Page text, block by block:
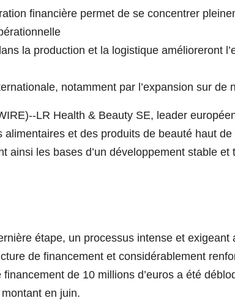
financière permet de se concentrer
la production et la logistique amélioreront
notamment par l’expansion sur de
LR Health & Beauty SE, leader
et des produits de beauté haut
ainsi les bases d’un développement stable et
étape, un processus intense et exigeant
de financement et considérablement
de 10 millions d’euros a été
en juin.